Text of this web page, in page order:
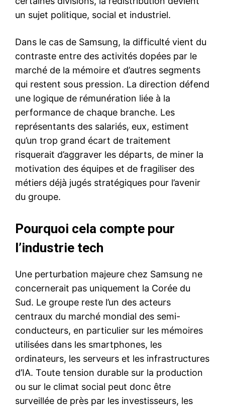
un sujet politique, social et industriel.
Dans le cas de Samsung, la difficulté vient du
contraste entre des activités dopées par le
marché de la mémoire et d’autres segments
qui restent sous pression. La direction défend
une logique de rémunération liée à la
performance de chaque branche. Les
représentants des salariés, eux, estiment
qu’un trop grand écart de traitement
risquerait d’aggraver les départs, de miner la
motivation des équipes et de fragiliser des
métiers déjà jugés stratégiques pour l’avenir
du groupe.
Pourquoi cela compte pour
l’industrie tech
Une perturbation majeure chez Samsung ne
concernerait pas uniquement la Corée du
Sud. Le groupe reste l’un des acteurs
centraux du marché mondial des semi-
conducteurs, en particulier sur les mémoires
utilisées dans les smartphones, les
ordinateurs, les serveurs et les infrastructures
d’IA. Toute tension durable sur la production
ou sur le climat social peut donc être
surveillée de près par les investisseurs, les